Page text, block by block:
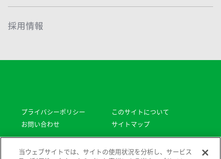
採用情報
プライバシーポリシー
このサイトについて
お問い合わせ
サイトマップ
Copyright © Sodick All rights reserved.
当ウェブサイトでは、サイトの使用状況を分析し、サービス